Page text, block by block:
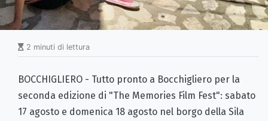
2 minuti di lettura
BOCCHIGLIERO - Tutto pronto a Bocchigliero per la
seconda edizione di "The Memories Film Fest": sabato
17 agosto e domenica 18 agosto nel borgo della Sila